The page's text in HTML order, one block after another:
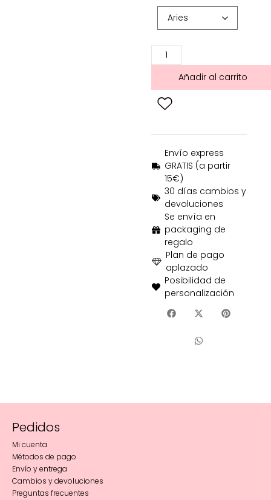
Añadir al carrito
Envío express
GRATIS (a partir
15€)
30 días cambios y
devoluciones
Se envía en
packaging de
regalo
Plan de pago
aplazado
Posibilidad de
personalización
Pedidos
Mi cuenta
Métodos de pago
Envío y entrega
Cambios y devoluciones
Preguntas frecuentes